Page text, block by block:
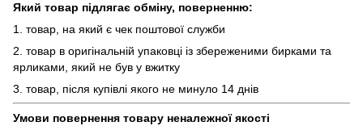
Який товар підлягає обміну, поверненню:
1. товар, на який є чек поштової служби
2. товар в оригінальній упаковці із збереженими бирками та
ярликами, який не був у вжитку
3. товар, після купівлі якого не минуло 14 днів
Умови повернення товару неналежної якості